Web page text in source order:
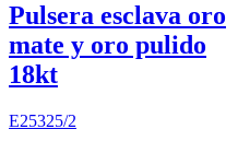
Pulsera esclava oro
mate y oro pulido
18kt
E25325/2